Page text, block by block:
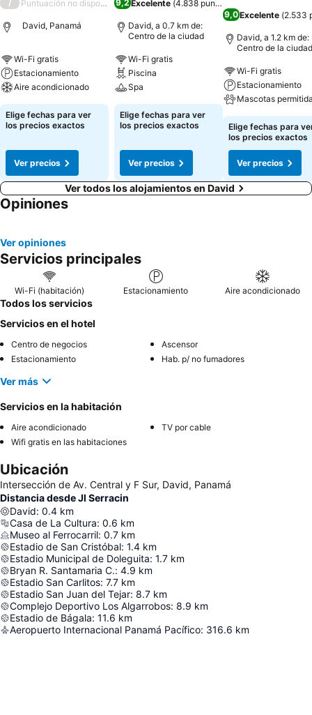
/ Puntuación no disponible
David, Panamá
Wi-Fi gratis
Estacionamiento
Aire acondicionado
Elige fechas para ver
los precios exactos
Ver precios
9,2 Excelente (4.838 puntuaciones
David, a 0.7 km de:
Centro de la ciudad
Wi-Fi gratis
Piscina
Spa
Elige fechas para ver
los precios exactos
Ver precios
9,0Excelente (2.533
David, a 1.2 km de:
Centro de la ciudad
Wi-Fi gratis
Estacionamiento
Mascotas
Elige fechas para
los precios exactos
Ver precios
Ver todos los alojamientos en David
Opiniones
Ver opiniones
Servicios principales
Wi-Fi (habitación) Estacionamiento Aire acondicionado
Todos los servicios
Servicios en el hotel
Centro de negocios
Ascensor
Estacionamiento
Hab. p/ no fumadores
Ver más
Servicios en la habitación
Aire acondicionado
TV por cable
Wifi gratis en las habitaciones
Ubicación
Intersección de Av. Central y F Sur, David, Panamá
Distancia desde Jl Serracin
David: 0.4 km
Casa de La Cultura: 0.6 km
Museo al Ferrocarril: 0.7 km
Estadio de San Cristóbal: 1.4 km
Estadio Municipal de Doleguita: 1.7 km
Bryan R. Santamaria C.: 4.9 km
Estadio San Carlitos: 7.7 km
Estadio San Juan del Tejar: 8.7 km
Complejo Deportivo Los Algarrobos: 8.9 km
Estadio de Bágala: 11.6 km
Aeropuerto Internacional Panamá Pacífico: 316.6 km